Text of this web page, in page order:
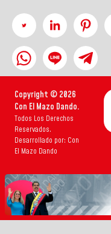
Copyright © 2026
Con El Mazo Dando.
Todos Los Derechos
Reservados.
Desarrollado por: Con
El Mazo Dando